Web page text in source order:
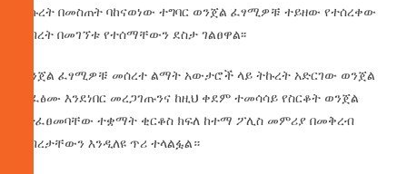
ትኩረት በመስጠት ባከናወነው ተግባር ወንጀል ፈፃሚዎቹ ተይዘው የተሰረቀው
ንብረት በመገኘቱ የተሰማቸውን ደስታ ገልፀዋል፡፡
ወንጀል ፈፃሚዎቹ መሰረተ ልማት አውታሮች ላይ ትኩረት አድርገው ወንጀል
ሲፈፅሙ እንደነበር መረጋገጡንና ከዚህ ቀደም ተመሳሳይ የስርቆት ወንጀል
የተፈፀመባቸው ተቋማት ቂርቆስ ክፍለ ከተማ ፖሊስ መምሪያ በመቅረብ
ንብረታቸውን እንዲለዩ ጥሪ ተላልፏል።